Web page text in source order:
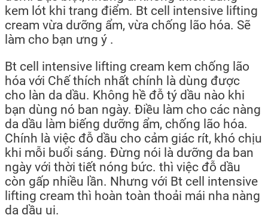
kem lót khi trang điểm. Bt cell intensive lifting
cream vừa dưỡng ẩm, vừa chống lão hóa. Sẽ
làm cho bạn ưng ý .
Bt cell intensive lifting cream kem chống lão
hóa với Chế thích nhất chính là dùng được
cho làn da dầu. Không hề đỗ tý dầu nào khi
bạn dùng nó ban ngày. Điều làm cho các nàng
da dầu làm biếng dưỡng ẩm, chống lão hóa.
Chính là việc đỗ dầu cho cảm giác rít, khó chịu
khi mỗi buổi sáng. Đừng nói là dưỡng da ban
ngày với thời tiết nóng bức. thì việc đỗ dầu
còn gấp nhiều lần. Nhưng với Bt cell intensive
lifting cream thì hoàn toàn thoải mái nha nàng
da dầu ui.